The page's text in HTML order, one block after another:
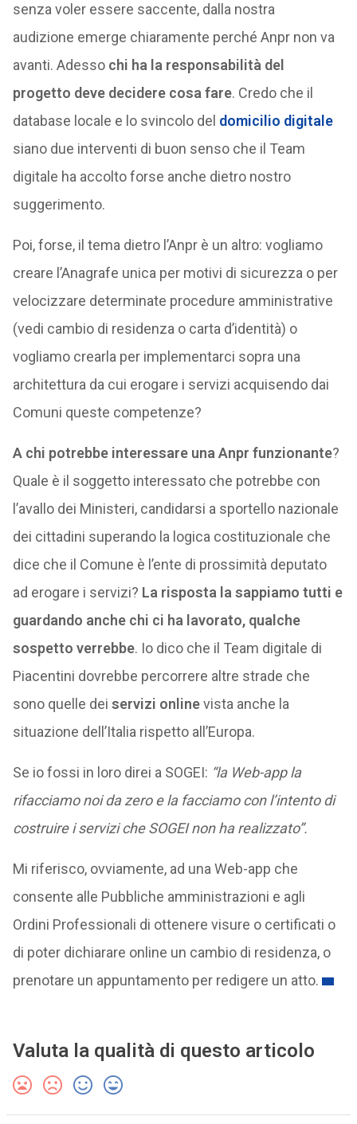
senza voler essere saccente, dalla nostra
audizione emerge chiaramente perché Anpr non va
avanti. Adesso chi ha la responsabilità del
progetto deve decidere cosa fare. Credo che il
database locale e lo svincolo del domicilio digitale
siano due interventi di buon senso che il Team
digitale ha accolto forse anche dietro nostro
suggerimento.
Poi, forse, il tema dietro l’Anpr è un altro: vogliamo
creare l’Anagrafe unica per motivi di sicurezza o per
velocizzare determinate procedure amministrative
(vedi cambio di residenza o carta d’identità) o
vogliamo crearla per implementarci sopra una
architettura da cui erogare i servizi acquisendo dai
Comuni queste competenze?
A chi potrebbe interessare una Anpr funzionante?
Quale è il soggetto interessato che potrebbe con
l’avallo dei Ministeri, candidarsi a sportello nazionale
dei cittadini superando la logica costituzionale che
dice che il Comune è l’ente di prossimità deputato
ad erogare i servizi? La risposta la sappiamo tutti e
guardando anche chi ci ha lavorato, qualche
sospetto verrebbe. Io dico che il Team digitale di
Piacentini dovrebbe percorrere altre strade che
sono quelle dei servizi onlinevista anche la
situazione dell’Italia rispetto all’Europa.
Se io fossi in loro direi a SOGEI: “la Web-app la
rifacciamo noi da zero e la facciamo con l’intento di
costruire i servizi che SOGEI non ha realizzato”.
Mi riferisco, ovviamente, ad una Web-app che
consente alle Pubbliche amministrazioni e agli
Ordini Professionali di ottenere visure o certificati o
di poter dichiarare online un cambio di residenza, o
prenotare un appuntamento per redigere un atto.
Valuta la qualità di questo articolo